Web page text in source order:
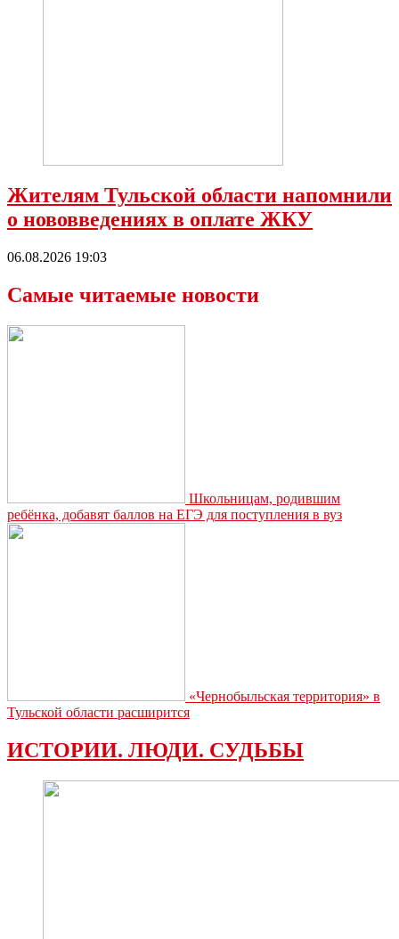
Жителям Тульской области напомнили
о нововведениях в оплате ЖКУ
06.08.2026 19:03
Самые читаемые новости
Школьницам, родившим
ребёнка, добавят баллов на ЕГЭ для поступления в вуз
«Чернобыльская территория» в
Тульской области расширится
ИСТОРИИ. ЛЮДИ. СУДЬБЫ